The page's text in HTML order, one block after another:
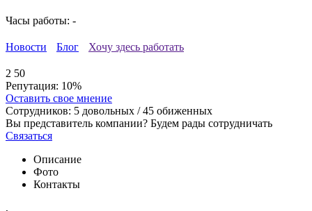
Часы работы: -
Новости Блог Хочу здесь работать
2 50
Репутация: 10%
Оставить свое мнение
Сотрудников: 5 довольных /45 обиженных
Вы представитель компании? Будем рады сотрудничать
Связаться
Описание
Фото
Контакты
,